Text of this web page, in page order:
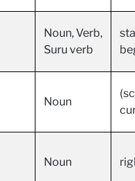
Noun, Verb,
Suru verb
Noun
Noun